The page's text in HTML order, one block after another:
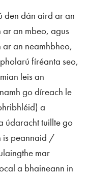
den dán aird ar an
an mbeo, agus
an neamhbheo,
fíréanta seo,
leis an
go díreach le
a
údaracht tuillte go
is peannaid /
mar
a bhaineann in